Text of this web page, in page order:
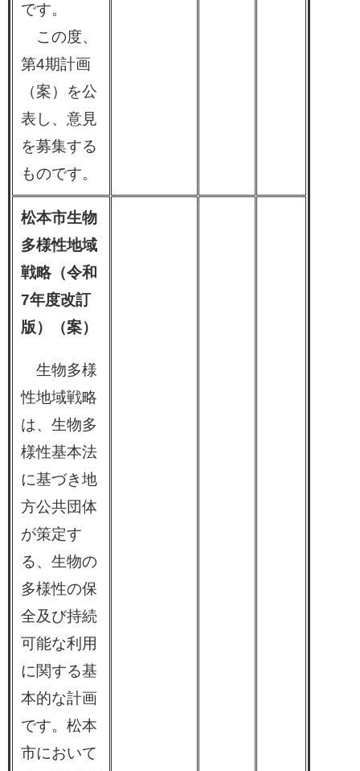
です。
この度、
第4期計画
（案）を公
表し、意見
を募集する
ものです。
松本市生物
多様性地域
戦略（令和
7年度改訂
版）（案）
生物多様
性地域戦略
は、生物多
様性基本法
に基づき地
方公共団体
が策定す
る、生物の
多様性の保
全及び持続
可能な利用
に関する基
本的な計画
です。松本
市において